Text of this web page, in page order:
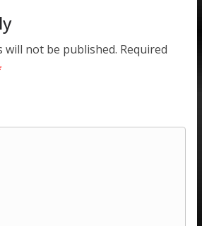
will not be published. Required